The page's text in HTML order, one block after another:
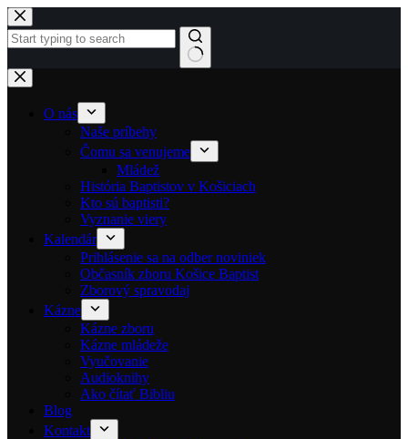
Skip to content
No results
O nás
Naše príbehy
Čomu sa venujeme
Mládež
História Baptistov v Košiciach
Kto sú baptisti?
Vyznanie viery
Kalendár
Prihlásenie sa na odber noviniek
Občasník zboru Košice Baptist
Zborový spravodaj
Kázne
Kázne zboru
Kázne mládeže
Vyučovanie
Audioknihy
Ako čítať Bibliu
Blog
Kontakt